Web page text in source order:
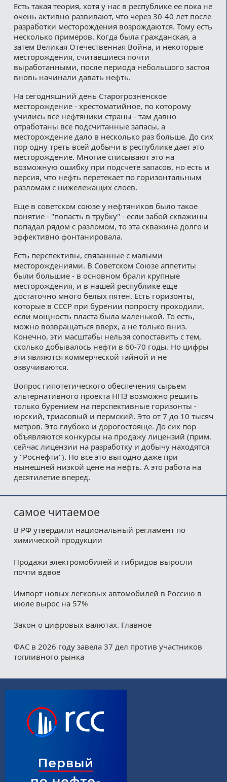
Есть такая теория, хотя у нас в республике ее пока не
очень активно развивают, что через 30-40 лет после
разработки месторождения возрождаются. Тому есть
несколько примеров. Когда была гражданская, а
затем Великая Отечественная Война, и некоторые
месторождения, считавшиеся почти
выработанными, после периода небольшого застоя
вновь начинали давать нефть.
На сегодняшний день Старогрозненское
месторождение - хрестоматийное, по которому
учились все нефтяники страны - там давно
отработаны все подсчитанные запасы, а
месторождение дало в несколько раз больше. До сих
пор одну треть всей добычи в республике дает это
месторождение. Многие списывают это на
возможную ошибку при подсчете запасов, но есть и
версия, что нефть перетекает по горизонтальным
разломам с нижележащих слоев.
Еще в советском союзе у нефтяников было такое
понятие - "попасть в трубку" - если забой скважины
попадал рядом с разломом, то эта скважина долго и
эффективно фонтанировала.
Есть перспективы, связанные с малыми
месторождениями. В Советском Союзе аппетиты
были большие - в основном брали крупные
месторождения, и в нашей республике еще
достаточно много белых пятен. Есть горизонты,
которые в СССР при бурении попросту проходили,
если мощность пласта была маленькой. То есть,
можно возвращаться вверх, а не только вниз.
Конечно, эти масштабы нельзя сопоставить с тем,
сколько добывалось нефти в 60-70 годы. Но цифры
эти являются коммерческой тайной и не
озвучиваются.
Вопрос гипотетического обеспечения сырьем
альтернативного проекта НПЗ возможно решить
только бурением на перспективные горизонты -
юрский, триасовый и пермский. Это от 7 до 10 тысяч
метров. Это глубоко и дорогостояще. До сих пор
объявляются конкурсы на продажу лицензий (прим.
сейчас лицензии на разработку и добычу находятся
у "Роснефти"). Но все это выгодно даже при
нынешней низкой цене на нефть. А это работа на
десятилетие вперед.
самое читаемое
В РФ утвердили национальный регламент по
химической продукции
Продажи электромобилей и гибридов выросли
почти вдвое
Импорт новых легковых автомобилей в Россию в
июле вырос на 57%
Закон о цифровых валютах. Главное
ФАС в 2026 году завела 37 дел против участников
топливного рынка